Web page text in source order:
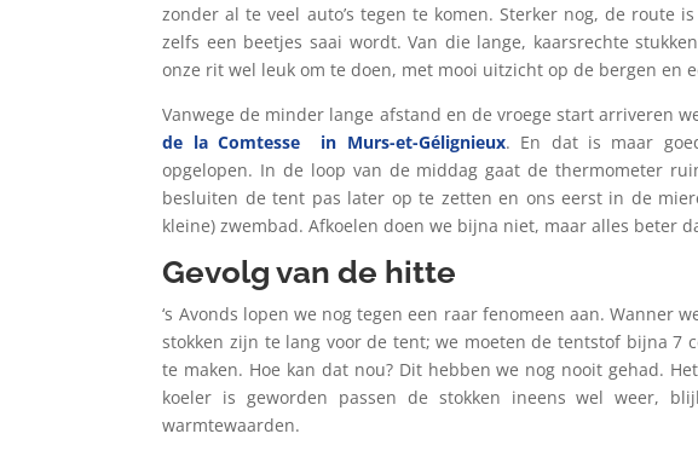
zonder al te veel auto’s tegen te komen. Sterker nog, de route
zelfs een beetjes saai wordt. Van die lange, kaarsrechte
onze rit wel leuk om te doen, met mooi uitzicht op de bergen en
Vanwege de minder lange afstand en de vroege start arriveren
de la Comtesse
in Murs-et-Gélignieux. En dat is maar
opgelopen. In de loop van de middag gaat de thermometer
besluiten de tent pas later op te zetten en ons eerst in de
kleine) zwembad. Afkoelen doen we bijna niet, maar alles beter
Gevolg van de hitte
‘s Avonds lopen we nog tegen een raar fenomeen aan. Wanner
stokken zijn te lang voor de tent; we moeten de tentstof bijna 7
te maken. Hoe kan dat nou? Dit hebben we nog nooit gehad.
koeler is geworden passen de stokken ineens wel weer,
warmtewaarden.